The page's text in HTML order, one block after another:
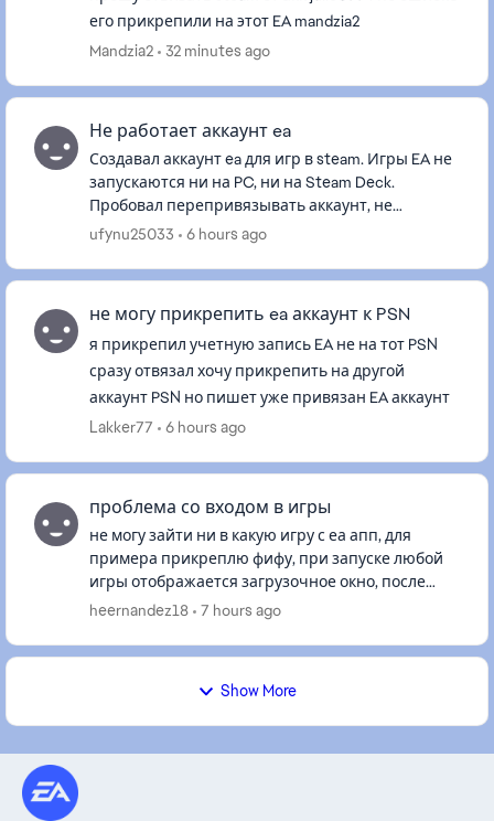
его прикрепили на этот EA mandzia2
Mandzia2
32 minutes ago
Не работает аккаунт ea
Создавал аккаунт ea для игр в steam. Игры EA не
запускаются ни на PC, ни на Steam Deck.
Пробовал перепривязывать аккаунт, не
помогло. Хотел отвязать аккаунт и привязать
ufynu25033 6 hours ago
не могу прикрепить ea аккаунт к PSN
я прикрепил учетную запись EA не на тот PSN
сразу отвязал хочу прикрепить на другой
аккаунт PSN но пишет уже привязан EA аккаунт
Lakker77
6 hours ago
проблема со входом в игры
не могу зайти ни в какую игру с еа апп, для
примера прикреплю фифу, при запуске любой
игры отображается загрузочное окно, после
пропадает и возвращает в еа апп, в диспетчере
heernandez18 7 hours ago
Show More